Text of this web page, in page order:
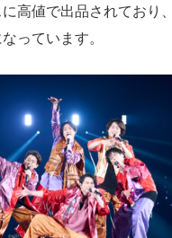
高値で出品されており
っています。